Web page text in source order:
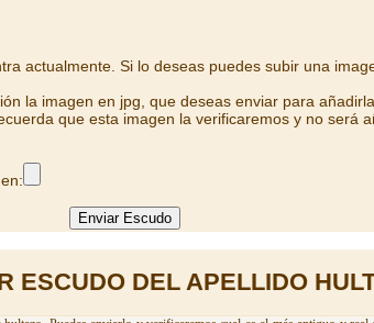
actualmente. Si lo deseas puedes subir una
la imagen en jpg, que deseas enviar para
que esta imagen la verificaremos y no será
ESCUDO DEL APELLIDO